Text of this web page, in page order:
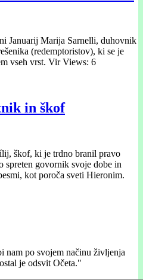
Januarij Marija Sarnelli, duhovnik
(redemptoristov), ki se je
vseh vrst. Vir Views: 6
in škof
škof, ki je trdno branil pravo
spreten govornik svoje dobe in
kot poroča sveti Hieronim.
nam po svojem načinu življenja
je odsvit Očeta."